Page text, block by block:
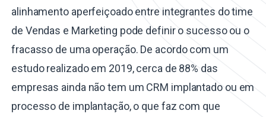
alinhamento aperfeiçoado entre integrantes do time
de Vendas e Marketing pode definir o sucesso ou o
fracasso de uma operação. De acordo com um
estudo realizado em 2019, cerca de 88% das
empresas ainda não tem um CRM implantado ou em
processo de implantação, o que faz com que